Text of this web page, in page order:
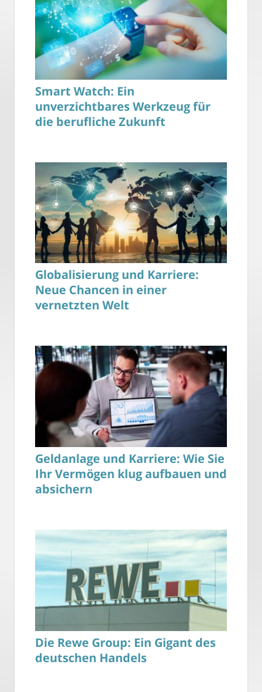
Smart Watch: Ein
unverzichtbares Werkzeug für
die berufliche Zukunft
Globalisierung und Karriere:
Neue Chancen in einer
vernetzten Welt
Geldanlage und Karriere: Wie Sie
Ihr Vermögen klug aufbauen und
absichern
Die Rewe Group: Ein Gigant des
deutschen Handels